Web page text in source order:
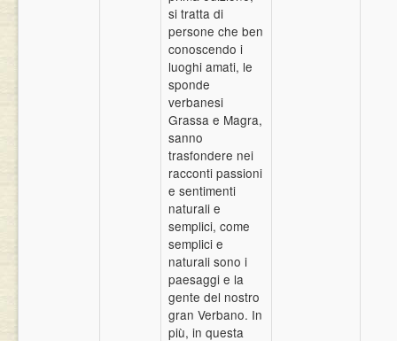
si tratta di
persone che ben
conoscendo i
luoghi amati, le
sponde
verbanesi
Grassa e Magra,
sanno
trasfondere nei
racconti passioni
e sentimenti
naturali e
semplici, come
semplici e
naturali sono i
paesaggi e la
gente del nostro
gran Verbano. In
più, in questa